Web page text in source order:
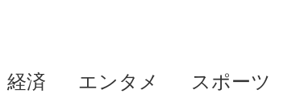
経済 エンタメ スポーツ